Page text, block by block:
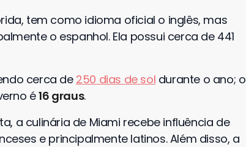
tem como idioma oficial o inglês, mas
o espanhol. Ela possui cerca de 441
cerca de 250 dias de sol durante o ano; o
é16 graus.
a culinária de Miami recebe influência de
e principalmente latinos. Além disso, a